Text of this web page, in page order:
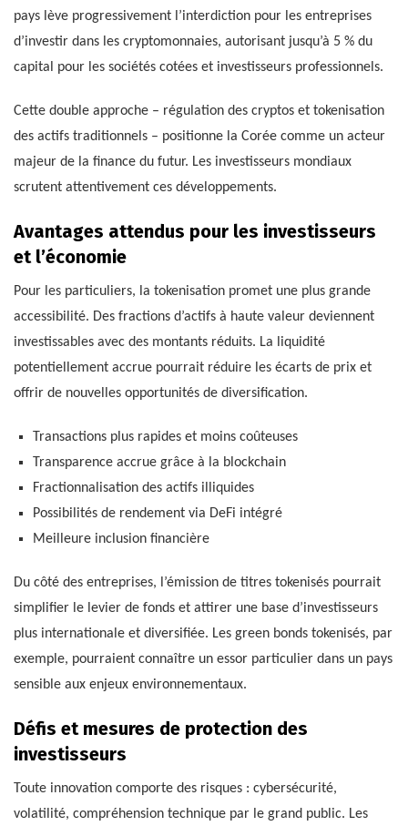
pays lève progressivement l’interdiction pour les entreprises
d’investir dans les cryptomonnaies, autorisant jusqu’à 5 % du
capital pour les sociétés cotées et investisseurs professionnels.
Cette double approche – régulation des cryptos et tokenisation
des actifs traditionnels – positionne la Corée comme un acteur
majeur de la finance du futur. Les investisseurs mondiaux
scrutent attentivement ces développements.
Avantages attendus pour les investisseurs
et l’économie
Pour les particuliers, la tokenisation promet une plus grande
accessibilité. Des fractions d’actifs à haute valeur deviennent
investissables avec des montants réduits. La liquidité
potentiellement accrue pourrait réduire les écarts de prix et
offrir de nouvelles opportunités de diversification.
Transactions plus rapides et moins coûteuses
Transparence accrue grâce à la blockchain
Fractionnalisation des actifs illiquides
Possibilités de rendement via DeFi intégré
Meilleure inclusion financière
Du côté des entreprises, l’émission de titres tokenisés pourrait
simplifier le levier de fonds et attirer une base d’investisseurs
plus internationale et diversifiée. Les green bonds tokenisés, par
exemple, pourraient connaître un essor particulier dans un pays
sensible aux enjeux environnementaux.
Défis et mesures de protection des
investisseurs
Toute innovation comporte des risques : cybersécurité,
volatilité, compréhension technique par le grand public. Les